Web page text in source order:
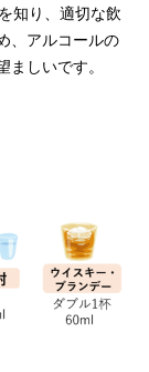
知り、適切な飲
、アルコールの
ましいです。